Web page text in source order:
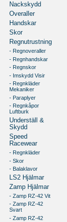
Nackskydd
Overaller
Handskar
Skor
Regnutrustning
- Regnoveraller
- Regnhandskar
- Regnskor
- Imskydd Visir
- Regnkläder
Mekaniker
- Paraplyer
- Regnkåpor
Luftburk
Underställ &
Skydd
Speed
Racewear
- Regnkläder
- Skor
- Balaklavor
LS2 Hjälmar
Zamp Hjälmar
- Zamp RZ-42 Vit
- Zamp RZ-42
Svart
- Zamp RZ-42